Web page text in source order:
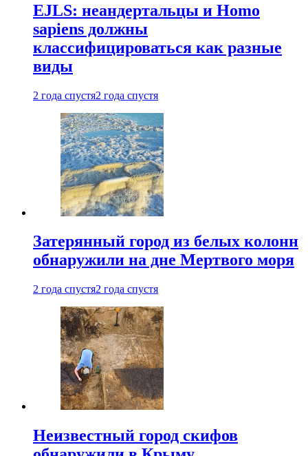
EJLS: неандертальцы и Homo
sapiens должны
классифицироваться как разные
виды
2 года спустя2 года спустя
Затерянный город из белых колонн
обнаружили на дне Мертвого моря
2 года спустя2 года спустя
Неизвестный город скифов